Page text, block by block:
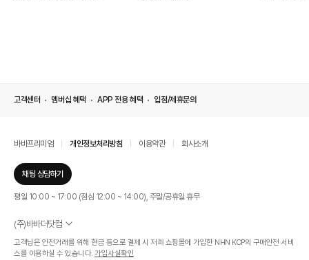
고객센터 멤버십 혜택 APP 전용 혜택 입점/제휴문의
바바프리미엄 개인정보처리방침 이용약관 회사소개
채팅 상담하기
평일 10:00 ~ 17:00 (점심 12:00 ~ 14:00), 주말/공휴일 휴무
(주)바바더닷컴
서울특별시 서초구 신반포로 339, 논현빌딩 (대표이사 : 문인식)
사업자 등록번호 569-86-01308
고객님은 안전거래를 위해 현금 등으로 결제 시 저희 쇼핑몰에 가입한 NHN KCP의 구매안전 서비
스를 이용하실 수 있습니다. 가입사실확인